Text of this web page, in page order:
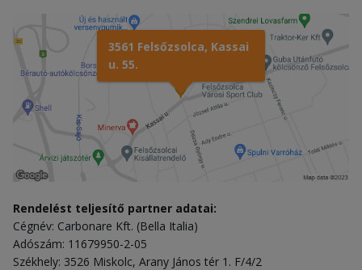
3561 Felsőzsolca, Kassai
u. 55.
Rendelést teljesítő partner adatai:
Cégnév: Carbonare Kft. (Bella Italia)
Adószám: 11679950-2-05
Székhely: 3526 Miskolc, Arany János tér 1. F/4/2